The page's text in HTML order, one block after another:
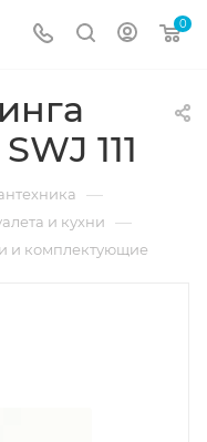
0
111
—
и кухни —
и комплектующие